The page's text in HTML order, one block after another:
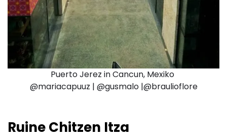
Puerto Jerez in Cancun, Mexiko
@mariacapuuz | @gusmalo |@braulioflore
Ruine Chitzen Itza